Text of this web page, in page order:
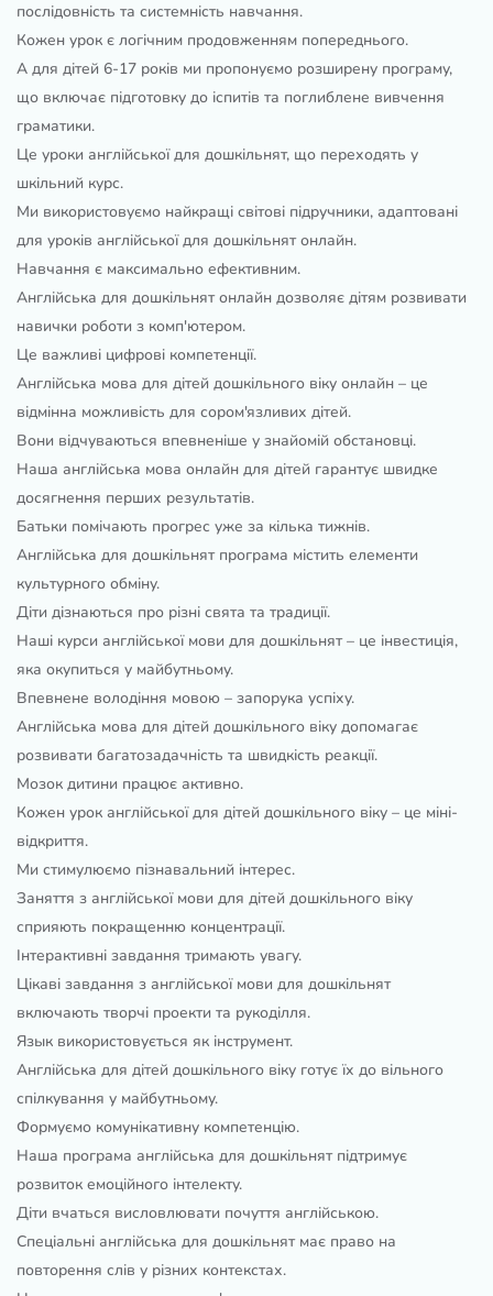
послідовність та системність навчання.
Кожен урок є логічним продовженням попереднього.
А для дітей 6-17 років ми пропонуємо розширену програму,
що включає підготовку до іспитів та поглиблене вивчення
граматики.
Це уроки англійської для дошкільнят, що переходять у
шкільний курс.
Ми використовуємо найкращі світові підручники, адаптовані
для уроків англійської для дошкільнят онлайн.
Навчання є максимально ефективним.
Англійська для дошкільнят онлайн дозволяє дітям розвивати
навички роботи з комп'ютером.
Це важливi цифровi компетенцiї.
Англійська мова для дітей дошкільного віку онлайн – це
відмінна можливість для сором'язливих дітей.
Вони відчуваються впевненіше у знайомій обстановці.
Наша англійська мова онлайн для дітей гарантує швидке
досягнення перших результатів.
Батьки помічають прогрес уже за кілька тижнів.
Англійська для дошкільнят програма містить елементи
культурного обміну.
Діти дізнаються про різні свята та традиції.
Наші курси англійської мови для дошкільнят – це інвестиція,
яка окупиться у майбутньому.
Впевнене володіння мовою – запорука успіху.
Англійська мова для дітей дошкільного віку допомагає
розвивати багатозадачність та швидкість реакції.
Мозок дитини працює активно.
Кожен урок англійської для дітей дошкільного віку – це міні-
відкриття.
Ми стимулюємо пізнавальний інтерес.
Заняття з англійської мови для дітей дошкільного віку
сприяють покращенню концентрації.
Інтерактивні завдання тримають увагу.
Цікаві завдання з англійської мови для дошкільнят
включають творчі проекти та рукоділля.
Язык використовується як інструмент.
Англійська для дітей дошкільного віку готує їх до вільного
спілкування у майбутньому.
Формуємо комунікативну компетенцію.
Наша програма англійська для дошкільнят підтримує
розвиток емоційного інтелекту.
Діти вчаться висловлювати почуття англійською.
Спеціальні англійська для дошкільнят має право на
повторення слів у різних контекстах.